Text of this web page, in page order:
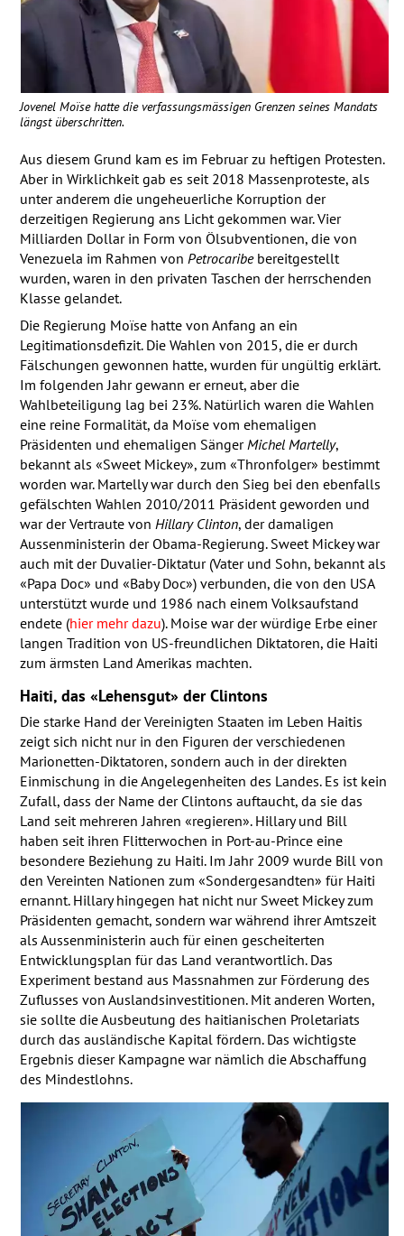
Jovenel Moïse hatte die verfassungsmässigen Grenzen seines Mandats
längst überschritten.
Aus diesem Grund kam es im Februar zu heftigen Protesten.
Aber in Wirklichkeit gab es seit 2018 Massenproteste, als
unter anderem die ungeheuerliche Korruption der
derzeitigen Regierung ans Licht gekommen war. Vier
Milliarden Dollar in Form von Ölsubventionen, die von
Venezuela im Rahmen von Petrocaribebereitgestellt
wurden, waren in den privaten Taschen der herrschenden
Klasse gelandet.
Die Regierung Moïse hatte von Anfang an ein
Legitimationsdefizit. Die Wahlen von 2015, die er durch
Fälschungen gewonnen hatte, wurden für ungültig erklärt.
Im folgenden Jahr gewann er erneut, aber die
Wahlbeteiligung lag bei 23%. Natürlich waren die Wahlen
eine reine Formalität, da Moïse vom ehemaligen
Präsidenten und ehemaligen Sänger Michel Martelly,
bekannt als «Sweet Mickey», zum «Thronfolger» bestimmt
worden war. Martelly war durch den Sieg bei den ebenfalls
gefälschten Wahlen 2010/2011 Präsident geworden und
war der Vertraute von Hillary Clinton, der damaligen
Aussenministerin der Obama-Regierung. Sweet Mickey war
auch mit der Duvalier-Diktatur (Vater und Sohn, bekannt als
«Papa Doc» und «Baby Doc») verbunden, die von den USA
unterstützt wurde und 1986 nach einem Volksaufstand
endete (hier mehr dazu). Moise war der würdige Erbe einer
langen Tradition von US-freundlichen Diktatoren, die Haiti
zum ärmsten Land Amerikas machten.
Haiti, das «Lehensgut» der Clintons
Die starke Hand der Vereinigten Staaten im Leben Haitis
zeigt sich nicht nur in den Figuren der verschiedenen
Marionetten-Diktatoren, sondern auch in der direkten
Einmischung in die Angelegenheiten des Landes. Es ist kein
Zufall, dass der Name der Clintons auftaucht, da sie das
Land seit mehreren Jahren «regieren». Hillary und Bill
haben seit ihren Flitterwochen in Port-au-Prince eine
besondere Beziehung zu Haiti. Im Jahr 2009 wurde Bill von
den Vereinten Nationen zum «Sondergesandten» für Haiti
ernannt. Hillary hingegen hat nicht nur Sweet Mickey zum
Präsidenten gemacht, sondern war während ihrer Amtszeit
als Aussenministerin auch für einen gescheiterten
Entwicklungsplan für das Land verantwortlich. Das
Experiment bestand aus Massnahmen zur Förderung des
Zuflusses von Auslandsinvestitionen. Mit anderen Worten,
sie sollte die Ausbeutung des haitianischen Proletariats
durch das ausländische Kapital fördern. Das wichtigste
Ergebnis dieser Kampagne war nämlich die Abschaffung
des Mindestlohns.